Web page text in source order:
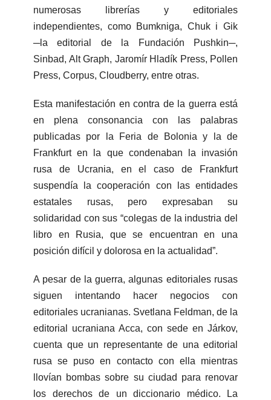
numerosas librerías y editoriales
independientes, como Bumkniga, Chuk i Gik
─la editorial de la Fundación Pushkin─,
Sinbad, Alt Graph, Jaromír Hladík Press, Pollen
Press, Corpus, Cloudberry, entre otras.
Esta manifestación en contra de la guerra está
en plena consonancia con las palabras
publicadas por la Feria de Bolonia y la de
Frankfurt en la que condenaban la invasión
rusa de Ucrania, en el caso de Frankfurt
suspendía la cooperación con las entidades
estatales rusas, pero expresaban su
solidaridad con sus “colegas de la industria del
libro en Rusia, que se encuentran en una
posición difícil y dolorosa en la actualidad”.
A pesar de la guerra, algunas editoriales rusas
siguen intentando hacer negocios con
editoriales ucranianas. Svetlana Feldman, de la
editorial ucraniana Acca, con sede en Járkov,
cuenta que un representante de una editorial
rusa se puso en contacto con ella mientras
llovían bombas sobre su ciudad para renovar
los derechos de un diccionario médico. La